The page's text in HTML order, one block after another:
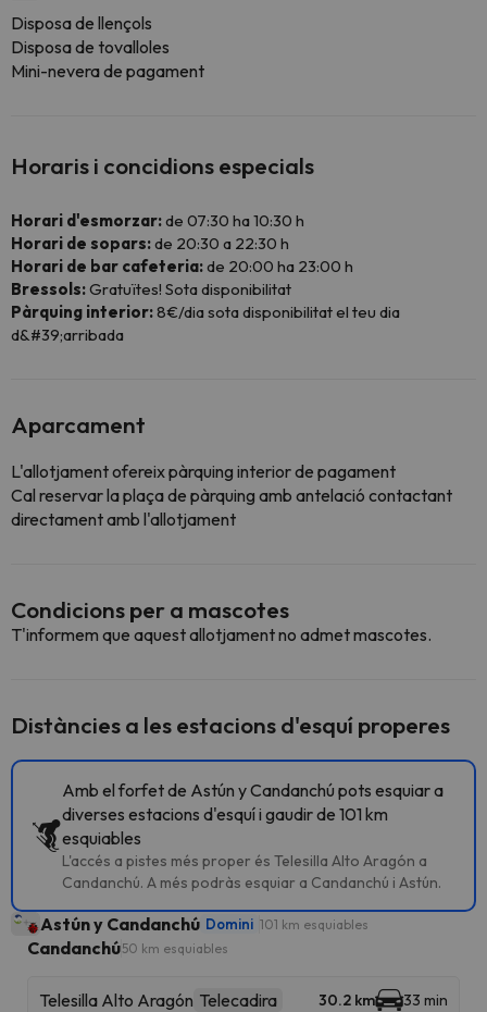
Disposa de llençols
Disposa de tovalloles
Mini-nevera de pagament
Horaris i concidions especials
Horari d'esmorzar:de 07:30 ha 10:30 h
Horari de sopars:de 20:30 a 22:30 h
Horari de bar cafeteria:de 20:00 ha 23:00 h
Bressols:Gratuïtes! Sota disponibilitat
Pàrquing interior:8€/dia sota disponibilitat el teu dia
d&#39;arribada
Aparcament
L'allotjament ofereix pàrquing interior de pagament
Cal reservar la plaça de pàrquing amb antelació contactant
directament amb l'allotjament
Condicions per a mascotes
T'informem que aquest allotjament no admet mascotes.
Distàncies a les estacions d'esquí properes
Amb el forfet de Astún y Candanchú pots esquiar a
diverses estacions d'esquí i gaudir de 101 km
esquiables
L'accés a pistes més proper és Telesilla Alto Aragón a
Candanchú. A més podràs esquiar a Candanchú i Astún.
Astún y Candanchú Domini 101 km esquiables
Candanchú50 km esquiables
Telesilla Alto Aragón Telecadira 30.2 km 33 min